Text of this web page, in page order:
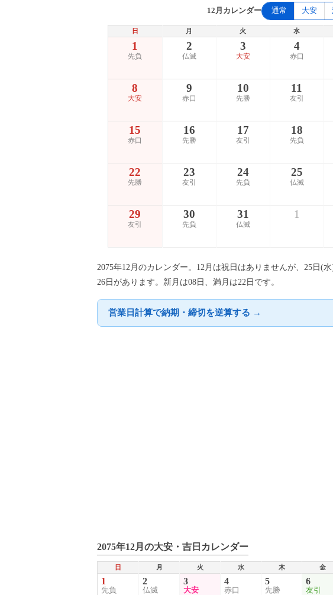
12月カレンダー 通常 大安
日 月 火 水
1
先負
2
仏滅
3
大安
4
赤口
8
大安
9
赤口
10
先勝
11
友引
15
赤口
16
先勝
17
友引
18
先負
22
先勝
23
友引
24
先負
25
仏滅
29
友引
30
先負
31
仏滅
1
2075年12月のカレンダー。12月は祝日はありませんが、25日
26日があります。新月は08日、満月は22日です。
営業日計算で納期・締切を逆算する →
2075年12月の大安・吉日カレンダー
日 月 火 水 木 金
1
先負
2
仏滅
3
大安
4
赤口
5
先勝
6
友引